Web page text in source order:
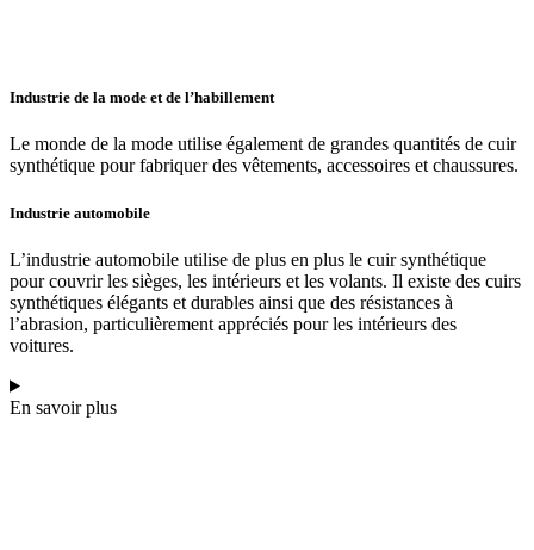
Industrie de la mode et de l’habillement
Le monde de la mode utilise également de grandes quantités de cuir
synthétique pour fabriquer des vêtements, accessoires et chaussures.
Industrie automobile
L’industrie automobile utilise de plus en plus le cuir synthétique
pour couvrir les sièges, les intérieurs et les volants. Il existe des cuirs
synthétiques élégants et durables ainsi que des résistances à
l’abrasion, particulièrement appréciés pour les intérieurs des
voitures.
En savoir plus